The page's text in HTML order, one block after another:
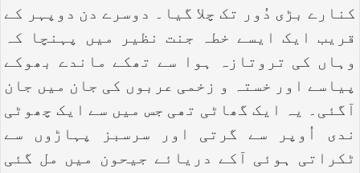
کنارے بڑی دُور تک چلا گیا۔ دوسرے دن دوپہر کے
قریب ایک ایسے خطہ جنت نظیر میں پہنچا کہ
وہاں کی تروتازہ ہوا سے تھکے ماندے بھوکے
پیاسے اور خستہ و زخمی عربوں کی جان میں جان
آگئی۔ یہ ایک گھاٹی تھی جس میں سے ایک چھوٹی
ندی اُوپر سے گرتی اور سرسبز پہاڑوں سے
ٹکراتی ہوئی آکے دریائے جیحون میں مل گئی